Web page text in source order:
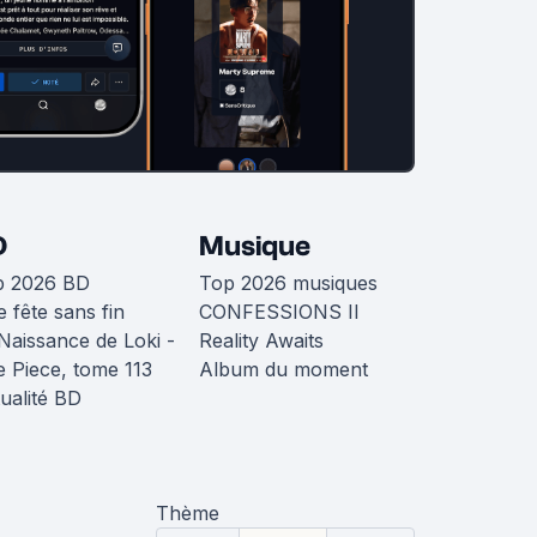
2026 BD
fête sans fin
de Loki -
Piece, tome 113
BD
Musique
Top 2026 musiques
CONFESSIONS II
Reality Awaits
Album du moment
Thème